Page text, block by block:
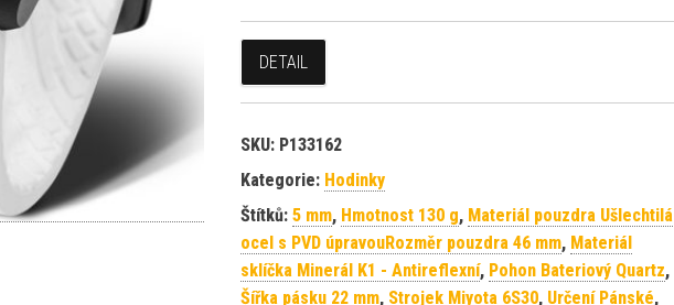
DETAIL
SKU: P133162
Kategorie: Hodinky
Štítků: 5 mm, Hmotnost 130 g, Materiál pouzdra Ušlechtilá
ocel s PVD úpravouRozměr pouzdra 46 mm, Materiál
sklíčka Minerál K1 - Antireflexní, Pohon Bateriový Quartz,
Šířka pásku 22 mm, Strojek Miyota 6S30, Určení Pánské,